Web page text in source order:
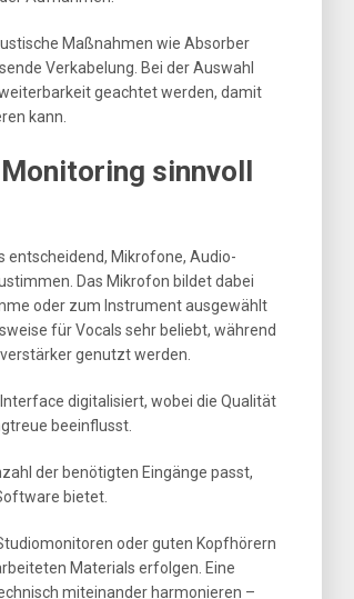
Maßnahmen wie Absorber
Verkabelung. Bei der Auswahl
geachtet werden, damit
kann.
sinnvoll
entscheidend, Mikrofone, Audio-
Das Mikrofon bildet dabei
oder zum Instrument ausgewählt
für Vocals sehr beliebt, während
genutzt werden.
digitalisiert, wobei die Qualität
beeinflusst.
der benötigten Eingänge passt,
bietet.
oder guten Kopfhörern
Materials erfolgen. Eine
miteinander harmonieren –